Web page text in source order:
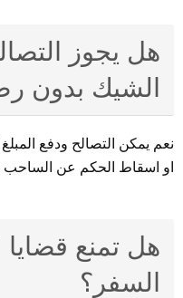
هل يجوز
الشيك بدون
نعم يمكن التصالح ودفع
او اسقاط الحكم عن الساحب
هل تمنع
السفر؟